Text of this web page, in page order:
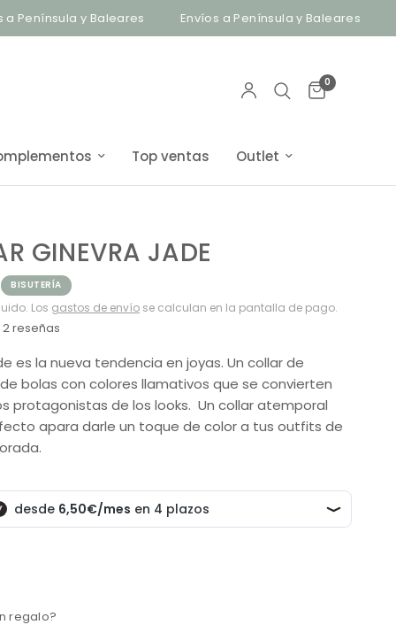
y Baleares Envíos a Península y Baleares
0
Top ventas Outlet
GINEVRA JADE
BISUTERÍA
Los gastos de envío se calculan en la pantalla de pago.
2 reseñas
es la nueva tendencia en joyas. Un collar de
bolas con colores llamativos que se convierten
protagonistas de los looks. Un collar atemporal
apara darle un toque de color a tus outfits de
regalo?